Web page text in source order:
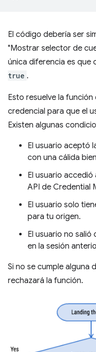
El código debería ser
"Mostrar selector de
única diferencia es que
true .
Esto resuelve la
credencial para que el
Existen algunas
El usuario aceptó
con una cálida
El usuario
API de Credential
El usuario solo
para tu origen.
El usuario no
en la sesión
Si no se cumple alguna
rechazará la función.